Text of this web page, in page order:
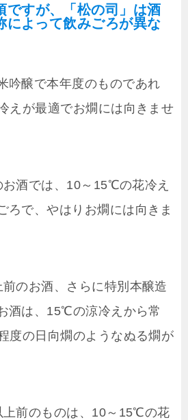
ですが、「松の司」は酒
によって飲みごろが異な
吟醸で本年度のものであれ
えが最適でお燗には向きませ
酒では、10～15℃の花冷え
ろで、やはりお燗には向きま
のお酒、さらに特別本醸造
酒は、15℃の涼冷えから常
度の日向燗のようなぬる燗が
上前のものは、10～15℃の花